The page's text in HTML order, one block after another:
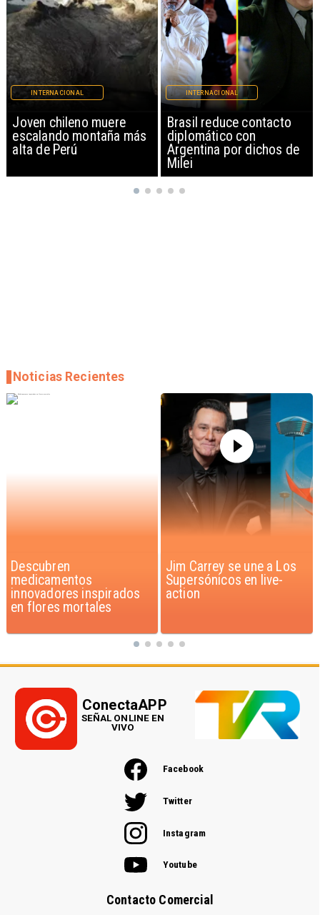
Brasil reduce contacto
diplomático con
Argentina por dichos de
INTERNACIONAL
China restringe
exportación de drones a
EEUU y sanciona
empresas
INTERNACIONAL
Jim Carrey se une a Los
Supersónicos en live-
action
Iaán: la historia de
superación que inspira a
Chile
Noticias Recientes
Facebook
Twitter
Instagram
Youtube
Contacto Comercial
ConectaAPP
SEÑAL ONLINE EN
VIVO